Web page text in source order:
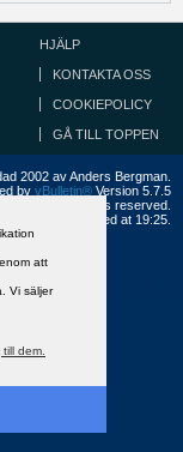
att
Vi säljer
dem.
HJÄLP
KONTAKTA OSS
COOKIEPOLICY
GÅ TILL TOPPEN
2002 av Anders Bergman.
by vBulletin® Version 5.7.5
vBulletin. All rights reserved.
was generated at 19:25.